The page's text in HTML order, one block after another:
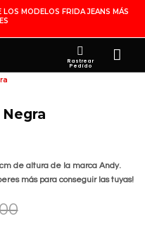
MODELOS FRIDA JEANS MÁS
Rastrear
Pedido
de altura de la marca Andy.
más para conseguir las tuyas!